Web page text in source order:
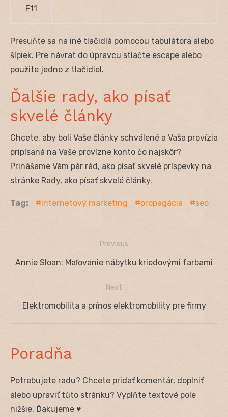
F11
Presuňte sa na iné tlačidlá pomocou tabulátora alebo
šípiek. Pre návrat do úpravcu stlačte escape alebo
použite jedno z tlačidiel.
Ďalšie rady, ako písať
skvelé články
Chcete, aby boli Vaše články schválené a Vaša provízia
pripísaná na Vaše provízne konto čo najskôr?
Prinášame Vám pár rád, ako písať skvelé príspevky na
stránke Rady, ako písať skvelé články.
Tag: internetový marketing propagácia seo
Navigácia
Previous
Previous
Annie Sloan: Maľovanie nábytku kriedovými farbami
Next
Next
Elektromobilita a prínos elektromobility pre firmy
Poradňa
Potrebujete radu? Chcete pridať komentár, doplniť
alebo upraviť túto stránku? Vyplňte textové pole
nižšie. Ďakujeme ♥